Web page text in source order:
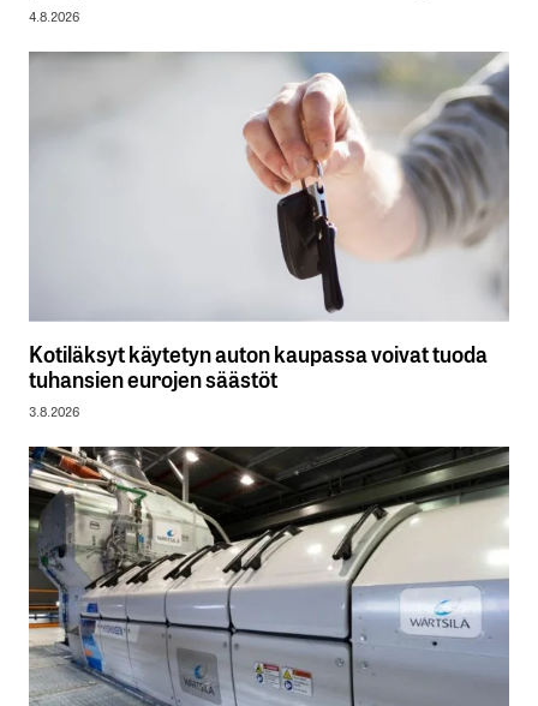
4.8.2026
Kotiläksyt käytetyn auton kaupassa voivat tuoda
tuhansien eurojen säästöt
3.8.2026